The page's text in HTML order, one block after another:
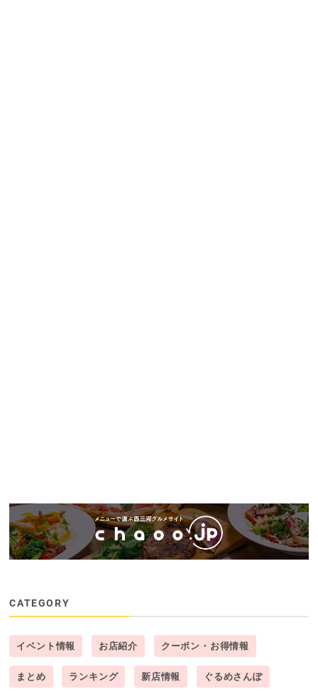
CATEGORY
イベント情報 お店紹介 クーポン・お得情報
まとめ ランキング 新店情報 ぐるめさんぽ